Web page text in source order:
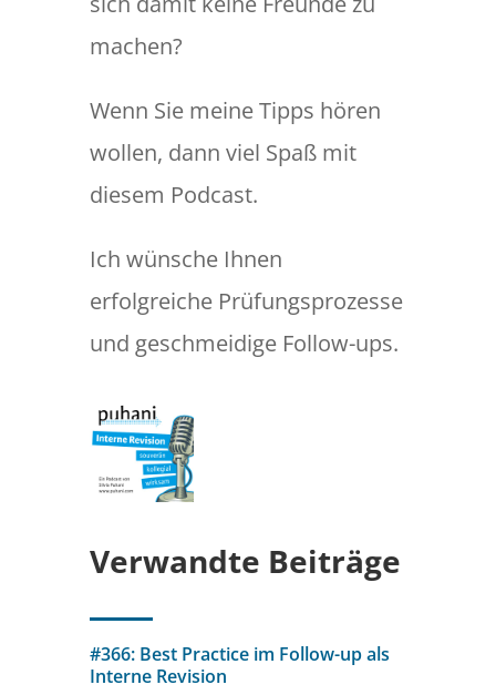
machen?
Wenn Sie meine Tipps hören
wollen, dann viel Spaß mit
diesem Podcast.
Ich wünsche Ihnen
erfolgreiche Prüfungsprozesse
und geschmeidige Follow-ups.
Verwandte Beiträge
#366: Best Practice im Follow-up als
Interne Revision